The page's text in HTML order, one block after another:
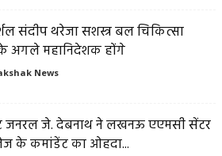
संदीप थरेजा सशस्त्र बल चिकित्सा
अगले महानिदेशक होंगे
News
जनरल जे. देबनाथ ने लखनऊ एएमसी सेंटर
के कमांडेंट का ओहदा...